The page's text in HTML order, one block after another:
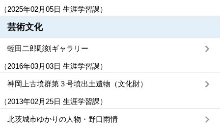
（2025年02月05日 生涯学習課）
芸術文化
蛭田二郎彫刻ギャラリー
（2016年03月03日 生涯学習課）
神岡上古墳群第３号墳出土遺物（文化財）
（2013年02月25日 生涯学習課）
北茨城市ゆかりの人物・野口雨情